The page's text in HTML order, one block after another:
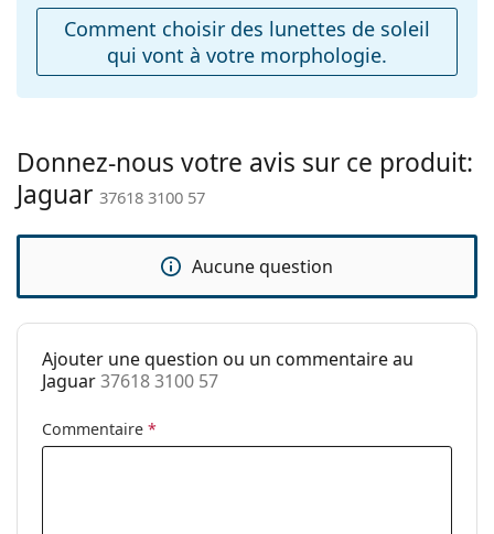
Non
Accessoires
Tissu de
nettoyage:
Non
Pour hommes
Catégorie:
Lunettes de soleil
Utilisation:
Mode
Comment choisir des lunettes de soleil
qui vont à votre morphologie.
Donnez-nous votre avis sur ce produit:
Jaguar 37618 3100 57
Aucune question
Ajouter une question ou un commentaire au
Jaguar37618 3100 57
Commentaire *